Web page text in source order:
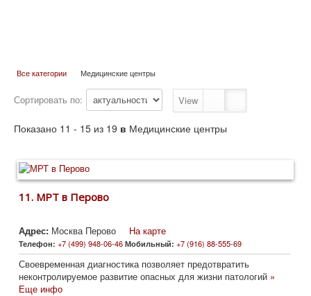
Все категории Медицинские центры
Сортировать по: View
Показано 11 - 15 из 19 в Медицинские центры
11. МРТ в Перово
Адрес: Москва Перово На карте
Телефон: +7 (499) 948-06-46 Мобильный: +7 (916) 88-555-69
Своевременная диагностика позволяет предотвратить
неконтролируемое развитие опасных для жизни патологий »
Еще инфо